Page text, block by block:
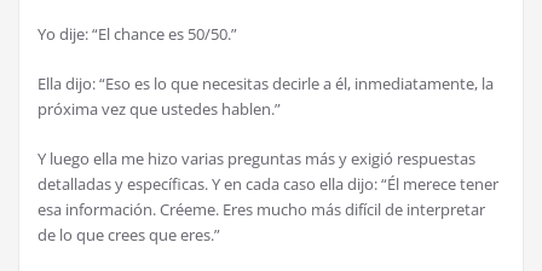
Yo dije: “El chance es 50/50.”
Ella dijo: “Eso es lo que necesitas decirle a él, inmediatamente, la
próxima vez que ustedes hablen.”
Y luego ella me hizo varias preguntas más y exigió respuestas
detalladas y específicas. Y en cada caso ella dijo: “Él merece tener
esa información. Créeme. Eres mucho más difícil de interpretar
de lo que crees que eres.”